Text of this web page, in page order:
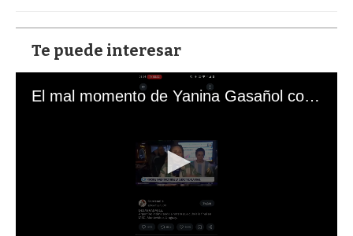
Te puede interesar
El mal momento de Yanina Gasañol con un hincha argentino en "Subrayado"